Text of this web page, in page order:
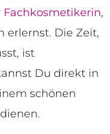
Fachkosmetikerin,
erlernst. Die Zeit,
ist
Du direkt in
schönen